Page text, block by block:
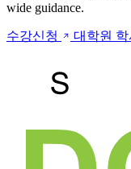
wide guidance.
수강신청 대학원 학